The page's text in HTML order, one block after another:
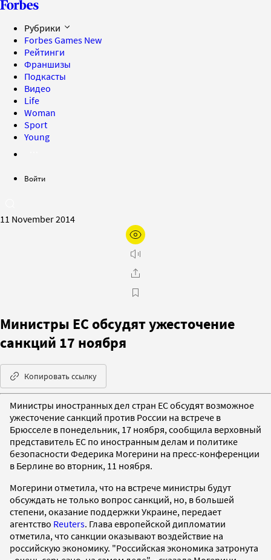
Рубрики
Forbes Games New
Рейтинги
Франшизы
Подкасты
Видео
Life
Woman
Sport
Young
Войти
11 November 2014
Министры ЕС обсудят ужесточение
санкций 17 ноября
Копировать ссылку
Министры иностранных дел стран ЕС обсудят возможное
ужесточение санкций против России на встрече в
Брюсселе в понедельник, 17 ноября, сообщила верховный
представитель ЕС по иностранным делам и политике
безопасности Федерика Могерини на пресс-конференции
в Берлине во вторник, 11 ноября.
Могерини отметила, что на встрече министры будут
обсуждать не только вопрос санкций, но, в большей
степени, оказание поддержки Украине, передает
агентство Reuters. Глава европейской дипломатии
отметила, что санкции оказывают воздействие на
российскую экономику. "Российская экономика затронута